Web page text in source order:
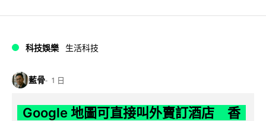
科技娛樂 生活科技
藍骨 1 日
Google 地圖可直接叫外賣訂酒店 香